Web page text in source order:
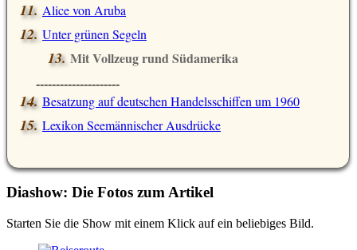
Alice von Aruba
Unter grünen Segeln
Mit Vollzeug rund Südamerika
---------------------
Besatzung auf deutschen Handelsschiffen um 1960
Lexikon Seemännischer Ausdrücke
Diashow: Die Fotos zum Artikel
Starten Sie die Show mit einem Klick auf ein beliebiges Bild.